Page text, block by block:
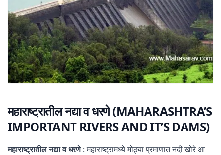
महाराष्ट्रातील नद्या व धरणे (MAHARASHTRA’S
IMPORTANT RIVERS AND IT’S DAMS)
महाराष्ट्रातील नद्या व धरणे: महाराष्ट्रामध्ये मोठ्या प्रमाणात नदी खोरे आ